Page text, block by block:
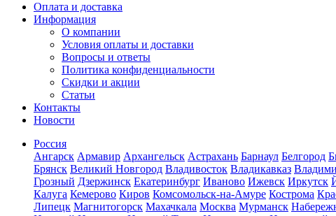
Оплата и доставка
Информация
О компании
Условия оплаты и доставки
Вопросы и ответы
Политика конфиденциальности
Скидки и акции
Статьи
Контакты
Новости
Россия
Ангарск Армавир Архангельск Астрахань Барнаул Белгород
Брянск Великий Новгород Владивосток Владикавказ
Грозный Дзержинск Екатеринбург Иваново Ижевск Иркутск
Калуга Кемерово Киров Комсомольск-на-Амуре Кострома
Липецк Магнитогорск Махачкала Москва Мурманск